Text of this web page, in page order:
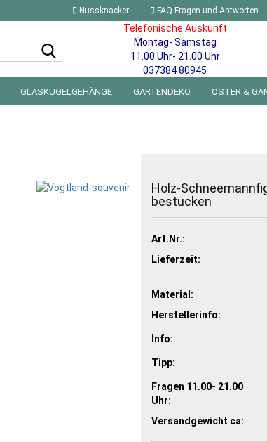
Nussknacker FAQ Fragen und Antworten
Telefonische Auskunft
Montag- Samstag
11.00 Uhr- 21.00 Uhr
037384 80945
GLASKUGELGEHÄNGE GARTENDEKO OSTER &
Holz-
bestücken
Art.Nr.:
Lieferzeit:
Material:
Herstellerinfo:
Info:
Tipp:
Fragen 11.00- 21.00
Uhr:
Versandgewicht ca: